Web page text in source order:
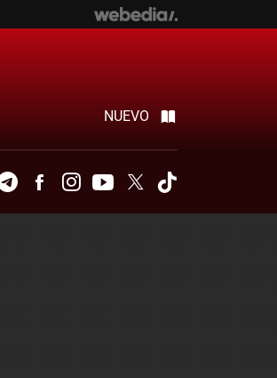
NUEVO
TelegramFacebookInstagramYoutubeTwitter